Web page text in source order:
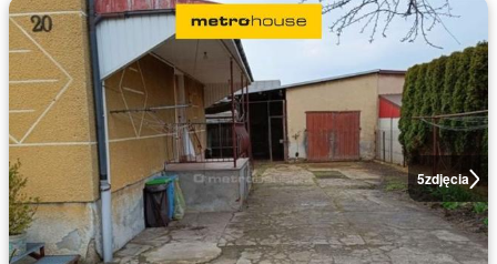
5zdjęcia